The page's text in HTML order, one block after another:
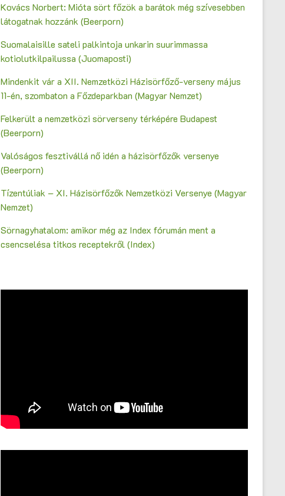
Kovács Norbert: Mióta sört főzök a barátok még szívesebben
látogatnak hozzánk (Beerporn)
Suomalaisille sateli palkintoja unkarin suurimmassa
kotiolutkilpailussa (Juomaposti)
Mindenkit vár a XII. Nemzetközi Házisörfőző-verseny május
11-én, szombaton a Főzdeparkban (Magyar Nemzet)
Felkerült a nemzetközi sörverseny térképére Budapest
(Beerporn)
Valóságos fesztivállá nő idén a házisörfőzők versenye
(Beerporn)
Tízentúliak – XI. Házisörfőzők Nemzetközi Versenye (Magyar
Nemzet)
Sörnagyhatalom: amikor még az Index fórumán ment a
csencselésa titkos receptekről (Index)